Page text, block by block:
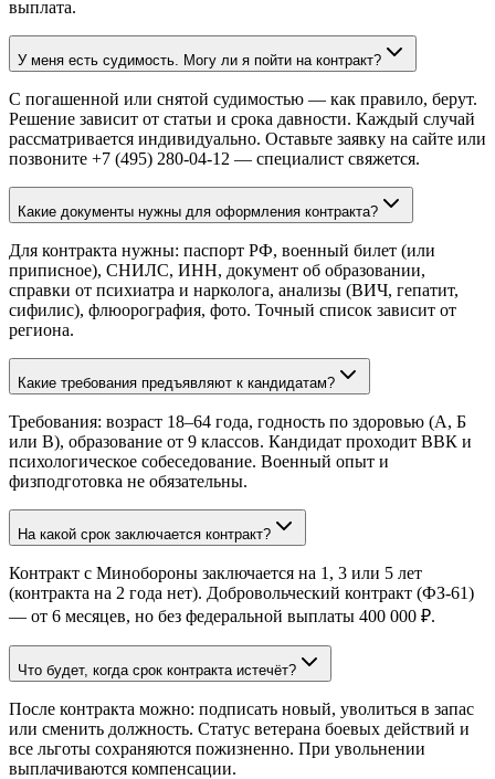
выплата.
У меня есть судимость. Могу ли я пойти на контракт?
С погашенной или снятой судимостью — как правило, берут.
Решение зависит от статьи и срока давности. Каждый случай
рассматривается индивидуально. Оставьте заявку на сайте или
позвоните +7 (495) 280-04-12 — специалист свяжется.
Какие документы нужны для оформления контракта?
Для контракта нужны: паспорт РФ, военный билет (или
приписное), СНИЛС, ИНН, документ об образовании,
справки от психиатра и нарколога, анализы (ВИЧ, гепатит,
сифилис), флюорография, фото. Точный список зависит от
региона.
Какие требования предъявляют к кандидатам?
Требования: возраст 18–64 года, годность по здоровью (А, Б
или В), образование от 9 классов. Кандидат проходит ВВК и
психологическое собеседование. Военный опыт и
физподготовка не обязательны.
На какой срок заключается контракт?
Контракт с Минобороны заключается на 1, 3 или 5 лет
(контракта на 2 года нет). Добровольческий контракт (ФЗ-61)
— от 6 месяцев, но без федеральной выплаты 400 000 ₽.
Что будет, когда срок контракта истечёт?
После контракта можно: подписать новый, уволиться в запас
или сменить должность. Статус ветерана боевых действий и
все льготы сохраняются пожизненно. При увольнении
выплачиваются компенсации.